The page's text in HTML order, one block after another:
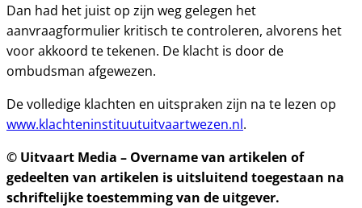
Dan had het juist op zijn weg gelegen het
aanvraagformulier kritisch te controleren, alvorens het
voor akkoord te tekenen. De klacht is door de
ombudsman afgewezen.
De volledige klachten en uitspraken zijn na te lezen op
www.klachteninstituutuitvaartwezen.nl.
© Uitvaart Media – Overname van artikelen of
gedeelten van artikelen is uitsluitend toegestaan na
schriftelijke toestemming van de uitgever.